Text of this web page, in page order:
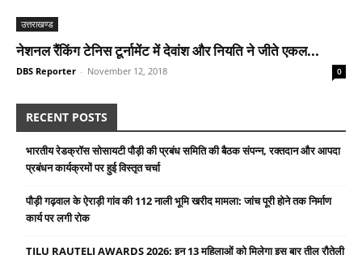
उत्तराखण्ड
नेशनल रैंकिंग टेनिस टूर्नामेंट में देवांश और नियति ने जीते एकल...
DBS Reporter - November 12, 2018 0
RECENT POSTS
भारतीय रेडक्रॉस सोसायटी पौड़ी की प्रबंध समिति की बैठक संपन्न, रक्तदान और आपदा
प्रबंधन कार्यक्रमों पर हुई विस्तृत चर्चा
पौड़ी गढ़वाल के ऐराड़ी गांव की 112 नाली भूमि खरीद मामला: जांच पूरी होने तक निर्माण
कार्य पर लगी रोक
TILU RAUTELI AWARDS 2026: इन 13 महिलाओं को मिलेगा इस बार तीलू रौतेली